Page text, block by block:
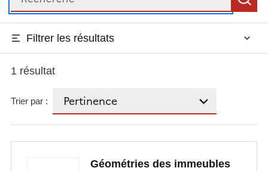
Filtrer les résultats
1 résultat
Trier par :
Géométries des immeubles